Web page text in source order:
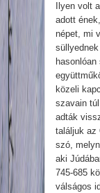
Ilyen volt
adott
népet, mi
közeli
szavain
adták
találjuk az
szó,
aki
745-685
válságos